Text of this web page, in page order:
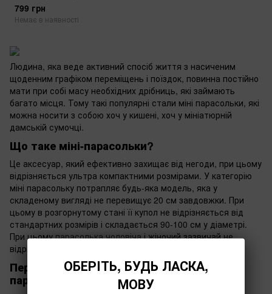
799 грн
Немає в наявності
Людина, яка веде активний спосіб життя з насиченим
щоденним графіком переміщень і поїздок, повинна постійно
мати при собі масу необхідних дрібниць, які займають
багато місця. Тому такі популярні стали міні парасольки, які
можна носити з собою хоч у кишені, хоч у мініатюрній
дамській сумочці.
Що таке міні-парасольки?
Це аксесуар, який ефективно захищає від негоди, при цьому
відрізняється ультра компактними розмірами. У категорію
міні парасольку потрапляє будь-яка модель, яка у
складеному вигляді не перевищує 20 см завдовжки. При
цьому в розгорнутому стані її купол не відрізняється від
стандартних розмірів і складається 90-100 см у діаметрі.
При цьомупарасолька чоловіча і жіночий зазвичай не
відрізняються габаритами.
Переваги та недоліки кишенькових
парасольок
ОБЕРІТЬ, БУДЬ ЛАСКА,
МОВУ